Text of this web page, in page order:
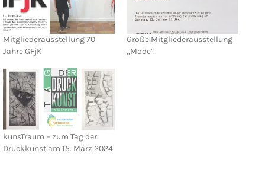
Mitgliederausstellung 70
Jahre GFjK
Große Mitgliederausstellung
„Mode“
kunsTraum – zum Tag der
Druckkunst am 15. März 2024